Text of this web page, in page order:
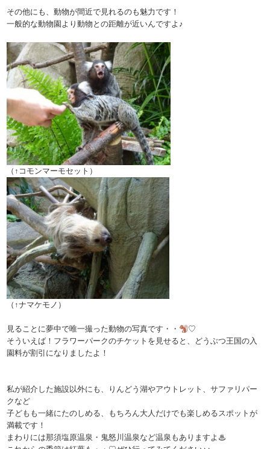
その他にも、動物が間近で見れるのも魅力です！
一般的な動物園より動物との距離が近いんですよ♪
（↑コモンマーモセット）
（↑ナマケモノ）
見ることに夢中で唯一撮った動物の写真です・・
♡
そういえば！フラワーパークのチケットを見せると、どうぶつ王国の入
園料が割引になりましたよ！
私が紹介した施設以外にも、りんどう湖やアウトレット、サファリパー
クなど
子どもも一緒にたのしめる、もちろん大人だけでも楽しめるスポットが
満載です！
まわりには那須塩原温泉・鬼怒川温泉など温泉もありますよ♨